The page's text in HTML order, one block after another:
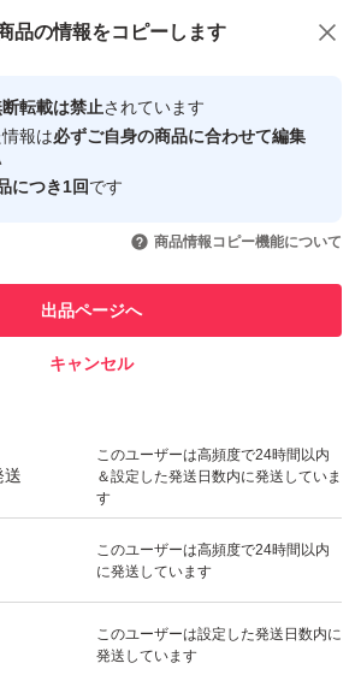
かけて食べたら
ングにも、
からパラパラしたら、
せ〜♪
い致します
重包装で、
せ〜♪
心・安全なユーザーです
引を完了させた実績があります
での取引実績があります
送
このユーザーは高頻度で24時間以内
＆設定した発送日数内に発送していま
す
このユーザーは高頻度で24時間以内
に発送しています
このユーザーは設定した発送日数内に
発送しています
品の情報をコピーします
転載は禁止されています
報は必ずご自身の商品に合わせて編集
につき1回です
商品情報コピー機能について
出品ページへ
キャンセル
人にオススメ
いいね！
1,199